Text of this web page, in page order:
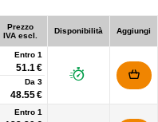
Prezzo
IVA escl.
Disponibilità Aggiungi
Entro 1
51.1 €
Da 3
48.55 €
Entro 1